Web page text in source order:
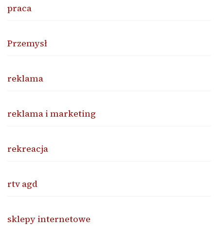
praca
Przemysł
reklama
reklama i marketing
rekreacja
rtv agd
sklepy internetowe